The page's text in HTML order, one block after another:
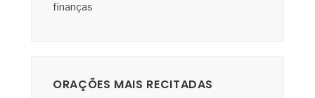
finanças
ORAÇÕES MAIS RECITADAS